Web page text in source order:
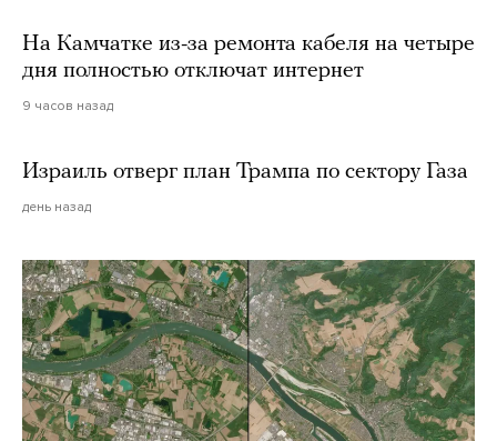
На Камчатке из-за ремонта кабеля на четыре
дня полностью отключат интернет
9 часов назад
Израиль отверг план Трампа по сектору Газа
день назад